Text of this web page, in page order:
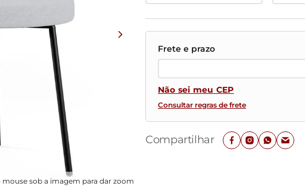
Baú Organizador
Ver todos
mouse sob a imagem para dar zoom
Não sei meu CEP
Consultar regras de frete
Compartilhar